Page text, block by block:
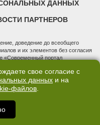
ДАННЫХ
ПАРТНЕРОВ
доведение до всеобщего
и их элементов без согласия
«Современный портал
и массовых коммуникаций
ФС 77 - 76634 от 02.09.2019
"66.ру". Юридический
продаж: 620014, Свердловская
оф. 7015, +7 (343) 288-50-66
Владимирович
свое согласие с
данных и на
файлов.